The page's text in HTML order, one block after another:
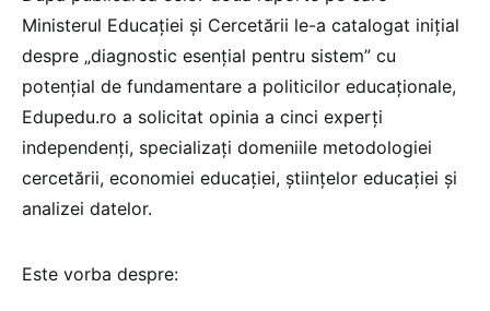
Ministerul Educației și Cercetării le-a catalogat inițial
despre „diagnostic esențial pentru sistem” cu
potențial de fundamentare a politicilor educaționale,
Edupedu.ro a solicitat opinia a cinci experți
independenți, specializați domeniile metodologiei
cercetării, economiei educației, științelor educației și
analizei datelor.
Este vorba despre: